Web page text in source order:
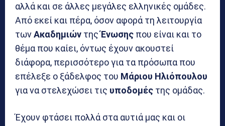
αλλά και σε άλλες μεγάλες ελληνικές ομάδες.
Από εκεί και πέρα, όσον αφορά τη λειτουργία
τωνΑκαδημιών τηςΈνωσης που είναι και το
θέμα που καίει, όντως έχουν ακουστεί
διάφορα, περισσότερο για τα πρόσωπα που
επέλεξε ο ξάδελφος του Μάριου Ηλιόπουλου
για να στελεχώσει τις υποδομές της ομάδας.
Έχουν φτάσει πολλά στα αυτιά μας και οι